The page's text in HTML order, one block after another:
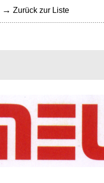
→ Zurück zur Liste